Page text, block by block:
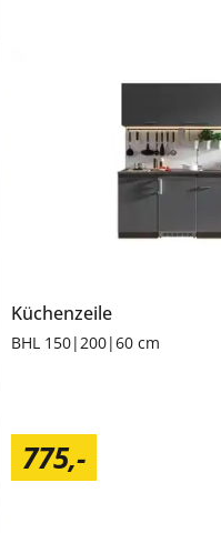
Küchenzeile
BHL 150|200|60 cm
775,-